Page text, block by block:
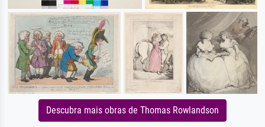
Descubra mais obras de Thomas Rowlandson